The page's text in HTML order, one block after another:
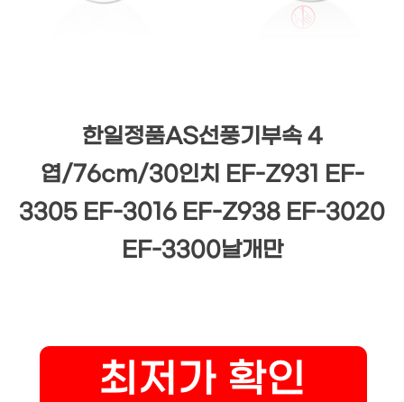
한일정품AS선풍기부속 4
엽/76cm/30인치 EF-Z931 EF-
3305 EF-3016 EF-Z938 EF-3020
EF-3300날개만